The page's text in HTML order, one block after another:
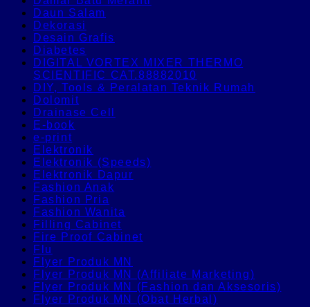
Daun Salam
Dekorasi
Desain Grafis
Diabetes
DIGITAL VORTEX MIXER THERMO
SCIENTIFIC CAT.88882010
DIY, Tools & Peralatan Teknik Rumah
Dolomit
Drainase Cell
E-book
e-print
Elektronik
Elektronik (Speeds)
Elektronik Dapur
Fashion Anak
Fashion Pria
Fashion Wanita
Filling Cabinet
Fire Proof Cabinet
Flu
Flyer Produk MN
Flyer Produk MN (Affiliate Marketing)
Flyer Produk MN (Fashion dan Aksesoris)
Flyer Produk MN (Obat Herbal)